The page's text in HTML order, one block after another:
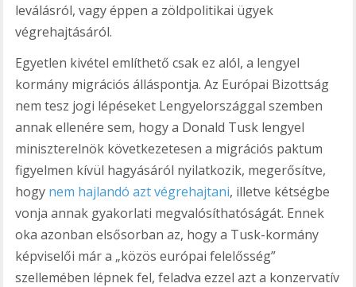
leválásról, vagy éppen a zöldpolitikai ügyek
végrehajtásáról.
Egyetlen kivétel említhető csak ez alól, a lengyel
kormány migrációs álláspontja. Az Európai Bizottság
nem tesz jogi lépéseket Lengyelországgal szemben
annak ellenére sem, hogy a Donald Tusk lengyel
miniszterelnök következetesen a migrációs paktum
figyelmen kívül hagyásáról nyilatkozik, megerősítve,
hogy nem hajlandó azt végrehajtani, illetve kétségbe
vonja annak gyakorlati megvalósíthatóságát. Ennek
oka azonban elsősorban az, hogy a Tusk-kormány
képviselői már a „közös európai felelősség”
szellemében lépnek fel, feladva ezzel azt a konzervatív